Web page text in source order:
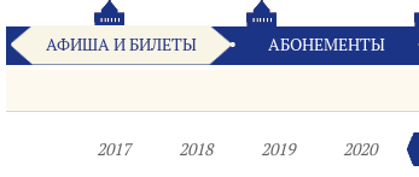
АФИША И БИЛЕТЫ АБОНЕМЕНТЫ
2017 2018 2019 2020